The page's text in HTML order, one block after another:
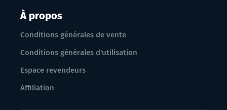
À propos
Conditions générales de vente
Conditions générales d'utilisation
Espace revendeurs
Affiliation